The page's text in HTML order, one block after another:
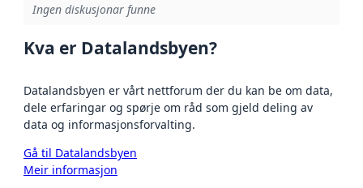
Ingen diskusjonar funne
Kva er Datalandsbyen?
Datalandsbyen er vårt nettforum der du kan be om data,
dele erfaringar og spørje om råd som gjeld deling av
data og informasjonsforvalting.
Gå til Datalandsbyen
Meir informasjon